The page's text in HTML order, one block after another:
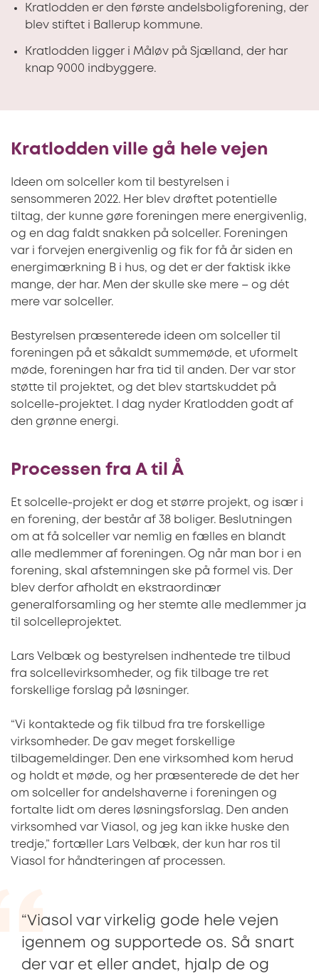
Kratlodden er den første andelsboligforening, der
blev stiftet i Ballerup kommune.
Kratlodden ligger i Måløv på Sjælland, der har
knap 9000 indbyggere.
Kratlodden ville gå hele vejen
Ideen om solceller kom til bestyrelsen i
sensommeren 2022. Her blev drøftet potentielle
tiltag, der kunne gøre foreningen mere energivenlig,
og en dag faldt snakken på solceller. Foreningen
var i forvejen energivenlig og fik for få år siden en
energimærkning B i hus, og det er der faktisk ikke
mange, der har. Men der skulle ske mere – og dét
mere var solceller.
Bestyrelsen præsenterede ideen om solceller til
foreningen på et såkaldt summemøde, et uformelt
møde, foreningen har fra tid til anden. Der var stor
støtte til projektet, og det blev startskuddet på
solcelle-projektet. I dag nyder Kratlodden godt af
den grønne energi.
Processen fra A til Å
Et solcelle-projekt er dog et større projekt, og især i
en forening, der består af 38 boliger. Beslutningen
om at få solceller var nemlig en fælles en blandt
alle medlemmer af foreningen. Og når man bor i en
forening, skal afstemningen ske på formel vis. Der
blev derfor afholdt en ekstraordinær
generalforsamling og her stemte alle medlemmer ja
til solcelleprojektet.
Lars Velbæk og bestyrelsen indhentede tre tilbud
fra solcellevirksomheder, og fik tilbage tre ret
forskellige forslag på løsninger.
“Vi kontaktede og fik tilbud fra tre forskellige
virksomheder. De gav meget forskellige
tilbagemeldinger. Den ene virksomhed kom herud
og holdt et møde, og her præsenterede de det her
om solceller for andelshaverne i foreningen og
fortalte lidt om deres løsningsforslag. Den anden
virksomhed var Viasol, og jeg kan ikke huske den
tredje,” fortæller Lars Velbæk, der kun har ros til
Viasol for håndteringen af processen.
“Viasol var virkelig gode hele vejen
igennem og supportede os. Så snart
der var et eller andet, hjalp de og